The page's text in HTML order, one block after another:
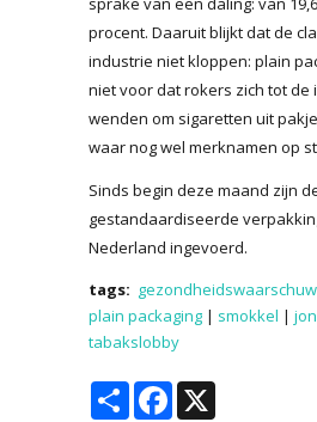
procent. Daaruit blijkt dat de
industrie niet kloppen: plain
niet voor dat rokers zich tot de
wenden om sigaretten uit
waar nog wel merknamen op
Sinds begin deze maand zijn
gestandaardiseerde
Nederland ingevoerd.
tags:
plain packaging | smokkel |
tabakslobby
Share Facebook